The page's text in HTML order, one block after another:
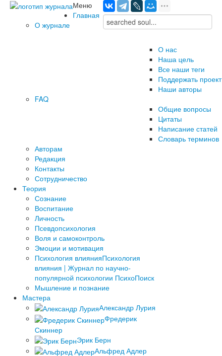
Меню
Главная
О журнале
О нас
Наша цель
Все наши теги
Поддержать проект
Наши авторы
FAQ
Общие вопросы
Цитаты
Написание статей
Словарь терминов
Авторам
Редакция
­Контакты
Сотрудничество
Теория
Сознание
Воспитание
Личность
Псевдопсихология
Воля и самоконтроль
Эмоции и мотивация
Психология влиянияПсихология
влияния | Журнал по научно-
популярной психологии ПсихоПоиск
Мышление и познание
Мастера
Александр Лурия
Фредерик
Скиннер
Эрик Берн
Альфред Адлер